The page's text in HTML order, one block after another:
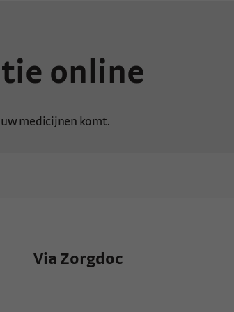
online
medicijnen komt.
Via Zorgdoc